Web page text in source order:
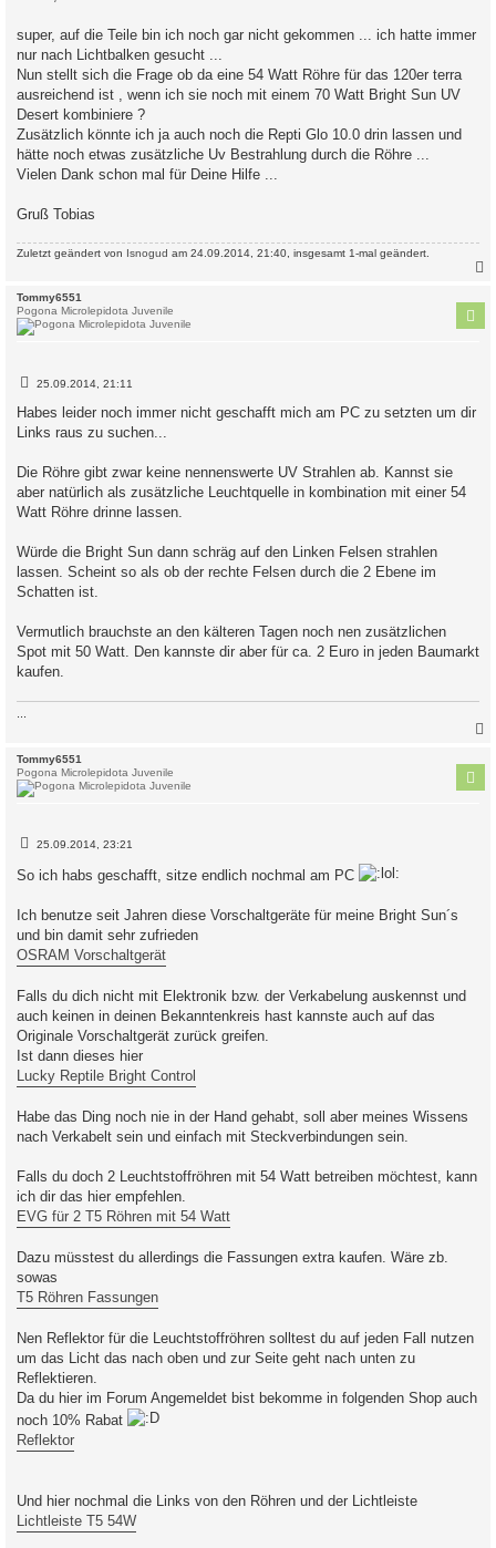
a
g
super, auf die Teile bin ich noch gar nicht gekommen ... ich hatte immer
nur nach Lichtbalken gesucht ...
Nun stellt sich die Frage ob da eine 54 Watt Röhre für das 120er terra
ausreichend ist , wenn ich sie noch mit einem 70 Watt Bright Sun UV
Desert kombiniere ?
Zusätzlich könnte ich ja auch noch die Repti Glo 10.0 drin lassen und
hätte noch etwas zusätzliche Uv Bestrahlung durch die Röhre ...
Vielen Dank schon mal für Deine Hilfe ...
Gruß Tobias
Zuletzt geändert von Isnogud am 24.09.2014, 21:40, insgesamt 1-mal geändert.
Tommy6551
Pogona Microlepidota Juvenile
B
i
t
r
25.09.2014, 21:11
Habes leider noch immer nicht geschafft mich am PC zu setzten um dir
Links raus zu suchen...
Die Röhre gibt zwar keine nennenswerte UV Strahlen ab. Kannst sie
aber natürlich als zusätzliche Leuchtquelle in kombination mit einer 54
Watt Röhre drinne lassen.
Würde die Bright Sun dann schräg auf den Linken Felsen strahlen
lassen. Scheint so als ob der rechte Felsen durch die 2 Ebene im
Schatten ist.
Vermutlich brauchste an den kälteren Tagen noch nen zusätzlichen
Spot mit 50 Watt. Den kannste dir aber für ca. 2 Euro in jeden Baumarkt
kaufen.
Tommy6551
Pogona Microlepidota Juvenile
B
t
g
25.09.2014, 23:21
So ich habs geschafft, sitze endlich nochmal am PC
Ich benutze seit Jahren diese Vorschaltgeräte für meine Bright Sun´s
und bin damit sehr zufrieden
OSRAM Vorschaltgerät
Falls du dich nicht mit Elektronik bzw. der Verkabelung auskennst und
auch keinen in deinen Bekanntenkreis hast kannste auch auf das
Originale Vorschaltgerät zurück greifen.
Ist dann dieses hier
Lucky Reptile Bright Control
Habe das Ding noch nie in der Hand gehabt, soll aber meines Wissens
nach Verkabelt sein und einfach mit Steckverbindungen sein.
Falls du doch 2 Leuchtstoffröhren mit 54 Watt betreiben möchtest, kann
ich dir das hier empfehlen.
EVG für 2 T5 Röhren mit 54 Watt
Dazu müsstest du allerdings die Fassungen extra kaufen. Wäre zb.
sowas
T5 Röhren Fassungen
Nen Reflektor für die Leuchtstoffröhren solltest du auf jeden Fall nutzen
um das Licht das nach oben und zur Seite geht nach unten zu
Reflektieren.
Da du hier im Forum Angemeldet bist bekomme in folgenden Shop auch
noch 10% Rabat
Reflektor
Und hier nochmal die Links von den Röhren und der Lichtleiste
Lichtleiste T5 54W